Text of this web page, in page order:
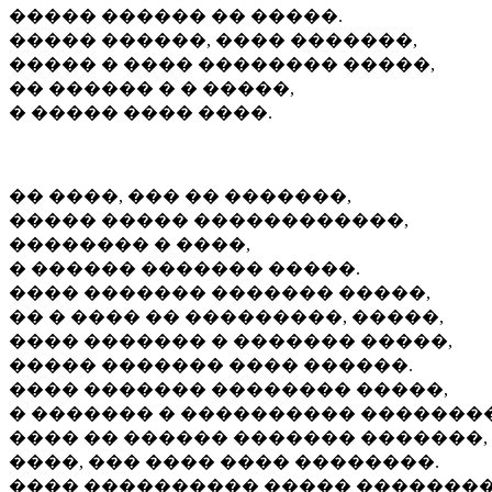
����� ������ �� �����.
����� ������, ���� �������,
����� � ���� �������� �����,
�� ������ � � �����,
� ����� ���� ����.
�� ����, ��� �� �������,
����� ����� ������������,
�������� � ����,
� ������ ������� �����.
���� ������� ������� �����,
�� � ���� �� ���������, �����,
���� ������� � ������� �����,
����� ������� ���� ������.
���� ������� �������� �����,
� ������� � ����������
���� �� ������ ������� �������,
����, ��� ���� ���� ��������.
���� ���������� �����